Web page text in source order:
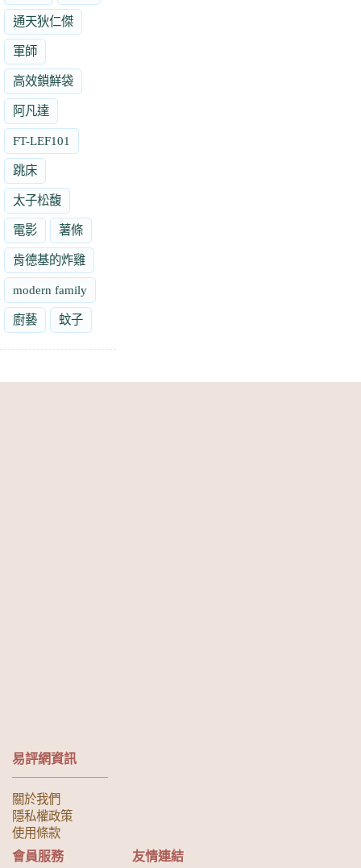
通天狄仁傑
軍師
高效鎖鮮袋
阿凡達
FT-LEF101
跳床
太子松馥
電影 薯條
肯德基的炸雞
modern family
廚藝 蚊子
易評網資訊
關於我們
隱私權政策
使用條款
會員服務 友情連結